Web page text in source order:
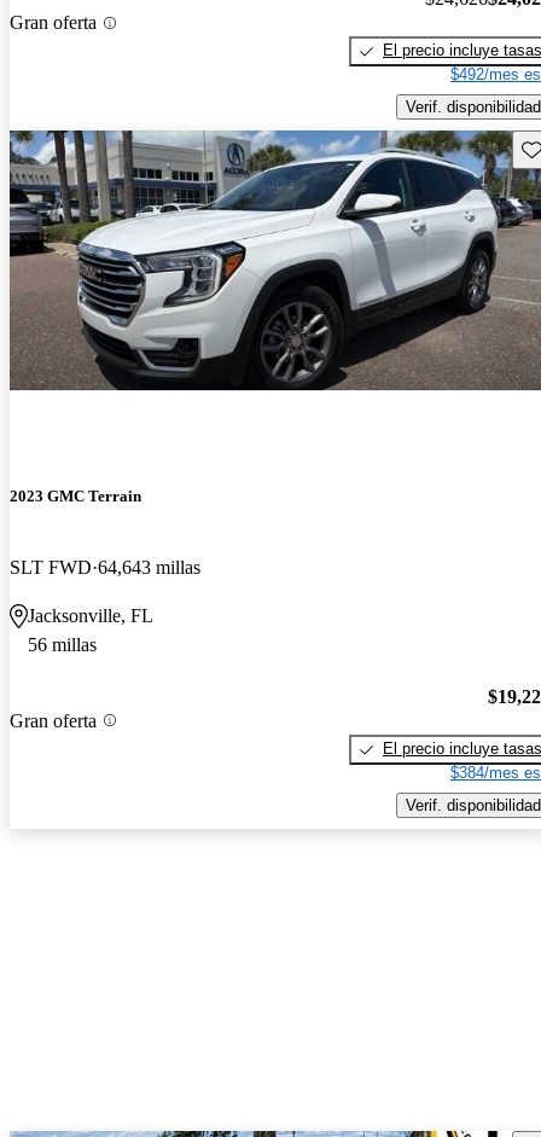
Gran oferta
El precio incluye tasas
$492/mes
Verif. disponibilidad
2023 GMC Terrain
SLT FWD 64,643 millas
Jacksonville, FL
56 millas
Gran oferta
El precio incluye tasas
$384/mes
Verif. disponibilidad